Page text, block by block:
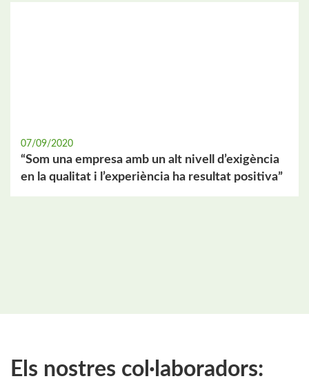
07/09/2020
“Som una empresa amb un alt nivell d’exigència
en la qualitat i l’experiència ha resultat positiva”
Els nostres col·laboradors: